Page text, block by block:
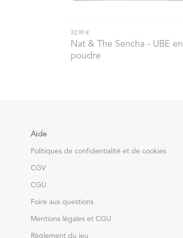
22,90 €
Nat & The Sencha - UBE en
poudre
Aide
Politiques de confidentialité et de cookies
CGV
CGU
Foire aux questions
Mentions légales et CGU
Règlement du jeu